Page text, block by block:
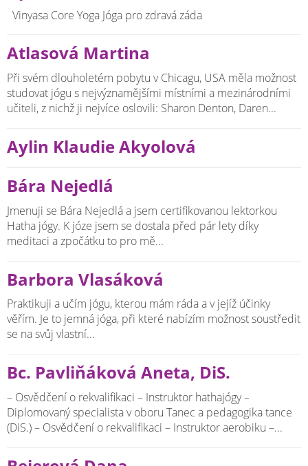
Vinyasa Core Yoga Jóga pro zdravá záda
Atlasová Martina
Při svém dlouholetém pobytu v Chicagu, USA měla možnost
studovat jógu s nejvýznamějšími místními a mezinárodními
učiteli, z nichž ji nejvíce oslovili: Sharon Denton, Daren...
Aylin Klaudie Akyolová
Bára Nejedlá
Jmenuji se Bára Nejedlá a jsem certifikovanou lektorkou
Hatha jógy. K józe jsem se dostala před pár lety díky
meditaci a zpočátku to pro mě...
Barbora Vlasáková
Praktikuji a učím jógu, kterou mám ráda a v jejíž účinky
věřím. Je to jemná jóga, při které nabízím možnost soustředit
se na svůj vlastní...
Bc. Pavliňáková Aneta, DiS.
– Osvědčení o rekvalifikaci – Instruktor hathajógy –
Diplomovaný specialista v oboru Tanec a pedagogika tance
(DiS.) – Osvědčení o rekvalifikaci – Instruktor aerobiku –...